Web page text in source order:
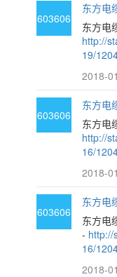
603606
东方电
东方电
http://
19/
2018-
603606
东方电
东方电
http://
16/
2018-
603606
东方电
东方电
- http://
16/
2018-